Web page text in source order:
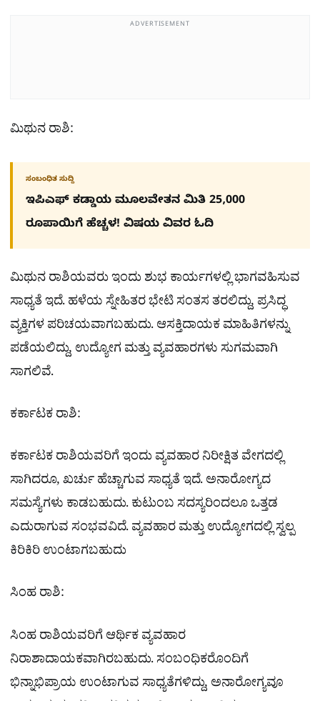
ADVERTISEMENT
ಮಿಥುನ ರಾಶಿ:
ಸಂಬಂಧಿತ ಸುದ್ದಿ
ಇಪಿಎಫ್ ಕಡ್ಡಾಯ ಮೂಲವೇತನ ಮಿತಿ 25,000
ರೂಪಾಯಿಗೆ ಹೆಚ್ಚಳ! ವಿಷಯ ವಿವರ ಓದಿ
ಮಿಥುನ ರಾಶಿಯವರು ಇಂದು ಶುಭ ಕಾರ್ಯಗಳಲ್ಲಿ ಭಾಗವಹಿಸುವ
ಸಾಧ್ಯತೆ ಇದೆ. ಹಳೆಯ ಸ್ನೇಹಿತರ ಭೇಟಿ ಸಂತಸ ತರಲಿದ್ದು, ಪ್ರಸಿದ್ಧ
ವ್ಯಕ್ತಿಗಳ ಪರಿಚಯವಾಗಬಹುದು. ಆಸಕ್ತಿದಾಯಕ ಮಾಹಿತಿಗಳನ್ನು
ಪಡೆಯಲಿದ್ದು, ಉದ್ಯೋಗ ಮತ್ತು ವ್ಯವಹಾರಗಳು ಸುಗಮವಾಗಿ
ಸಾಗಲಿವೆ.
ಕರ್ಕಾಟಕ ರಾಶಿ:
ಕರ್ಕಾಟಕ ರಾಶಿಯವರಿಗೆ ಇಂದು ವ್ಯವಹಾರ ನಿರೀಕ್ಷಿತ ವೇಗದಲ್ಲಿ
ಸಾಗಿದರೂ, ಖರ್ಚು ಹೆಚ್ಚಾಗುವ ಸಾಧ್ಯತೆ ಇದೆ. ಅನಾರೋಗ್ಯದ
ಸಮಸ್ಯೆಗಳು ಕಾಡಬಹುದು. ಕುಟುಂಬ ಸದಸ್ಯರಿಂದಲೂ ಒತ್ತಡ
ಎದುರಾಗುವ ಸಂಭವವಿದೆ. ವ್ಯವಹಾರ ಮತ್ತು ಉದ್ಯೋಗದಲ್ಲಿ ಸ್ವಲ್ಪ
ಕಿರಿಕಿರಿ ಉಂಟಾಗಬಹುದು
ಸಿಂಹ ರಾಶಿ:
ಸಿಂಹ ರಾಶಿಯವರಿಗೆ ಆರ್ಥಿಕ ವ್ಯವಹಾರ
ನಿರಾಶಾದಾಯಕವಾಗಿರಬಹುದು. ಸಂಬಂಧಿಕರೊಂದಿಗೆ
ಭಿನ್ನಾಭಿಪ್ರಾಯ ಉಂಟಾಗುವ ಸಾಧ್ಯತೆಗಳಿದ್ದು, ಅನಾರೋಗ್ಯವೂ